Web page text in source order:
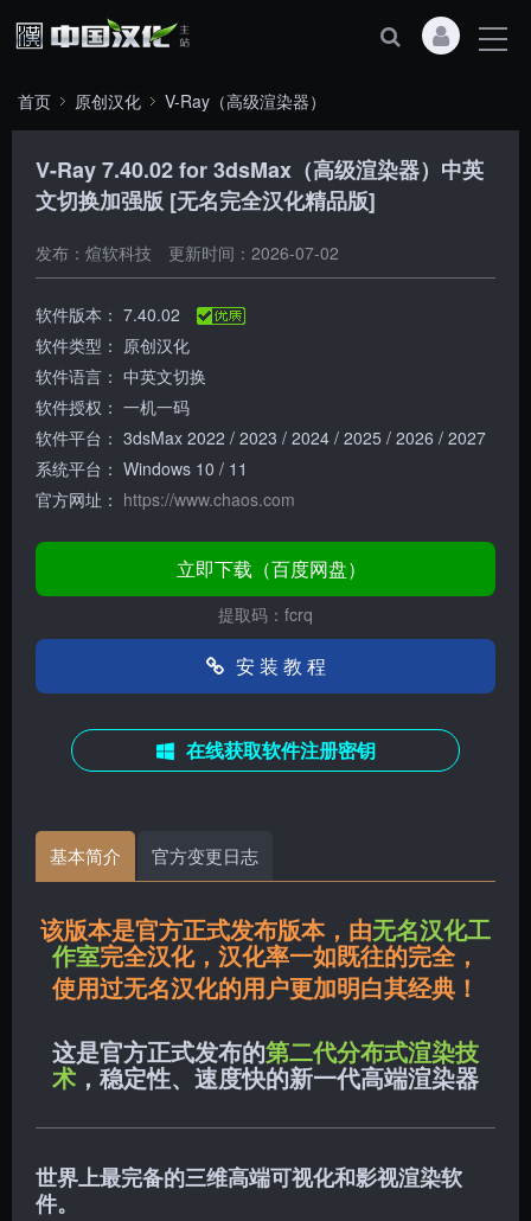
首页 原创汉化 V-Ray（高级渲染器）
V-Ray 7.40.02 for 3dsMax（高级渲染器）中英
文切换加强版 [无名完全汉化精品版]
发布：煊软科技 更新时间：2026-07-02
软件版本： 7.40.02
软件类型： 原创汉化
软件语言： 中英文切换
软件授权： 一机一码
软件平台： 3dsMax 2022 / 2023 / 2024 / 2025 / 2026 / 2027
系统平台： Windows 10 / 11
官方网址： https://www.chaos.com
立即下载（百度网盘）
提取码：fcrq
安 装 教 程
在线获取软件注册密钥
基本简介 官方变更日志
该版本是官方正式发布版本，由无名汉化工
作室完全汉化，汉化率一如既往的完全，
使用过无名汉化的用户更加明白其经典！
这是官方正式发布的第二代分布式渲染技
术 ，稳定性、速度快的新一代高端渲染器
世界上最完备的三维高端可视化和影视渲染软
件。